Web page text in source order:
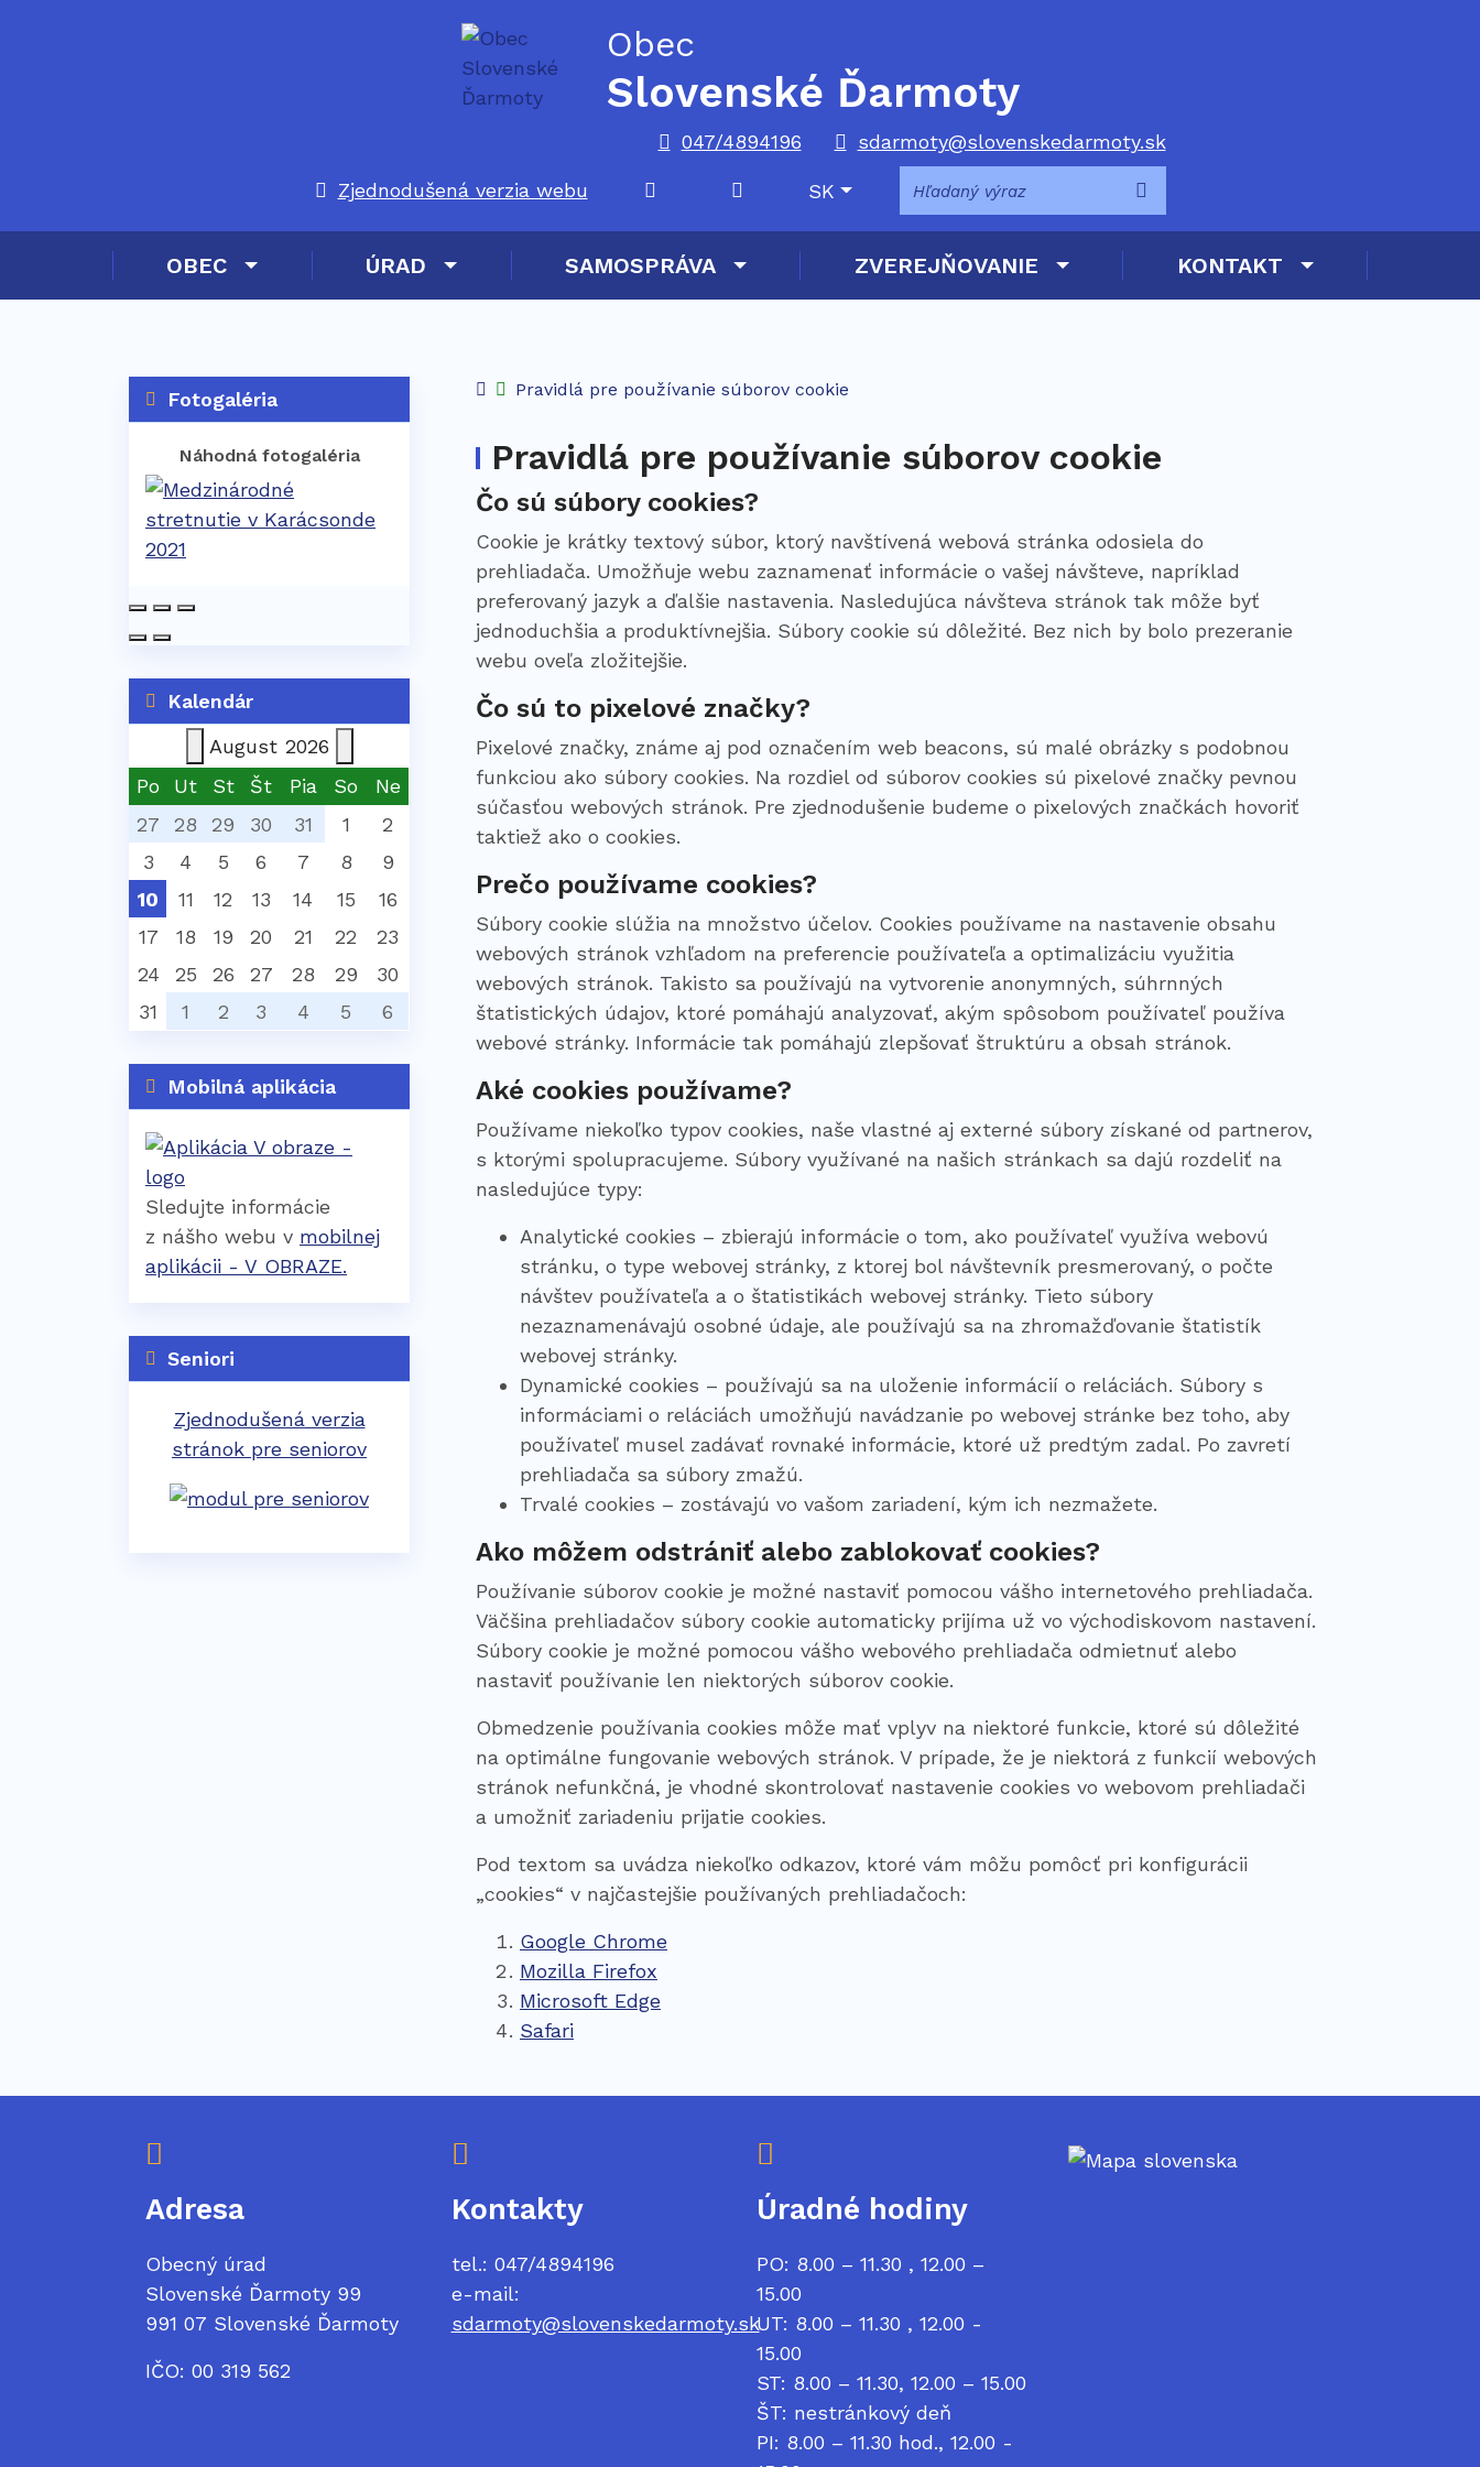
Obec
Slovenské Ďarmoty
047/4894196 sdarmoty@slovenskedarmoty.sk
Zjednodušená verzia webu Mapa webuRSS SK Slovensky
Hľadať
OBEC ÚRAD SAMOSPRÁVA ZVEREJŇOVANIE KONTAKT
Úvodná stránka
Pravidlá pre používanie súborov cookie
Pravidlá pre používanie súborov cookie
Čo sú súbory cookies?
Cookie je krátky textový súbor, ktorý navštívená webová stránka odosiela do
prehliadača. Umožňuje webu zaznamenať informácie o vašej návšteve, napríklad
preferovaný jazyk a ďalšie nastavenia. Nasledujúca návšteva stránok tak môže byť
jednoduchšia a produktívnejšia. Súbory cookie sú dôležité. Bez nich by bolo prezeranie
webu oveľa zložitejšie.
Čo sú to pixelové značky?
Pixelové značky, známe aj pod označením web beacons, sú malé obrázky s podobnou
funkciou ako súbory cookies. Na rozdiel od súborov cookies sú pixelové značky pevnou
súčasťou webových stránok. Pre zjednodušenie budeme o pixelových značkách hovoriť
taktiež ako o cookies.
Prečo používame cookies?
Súbory cookie slúžia na množstvo účelov. Cookies používame na nastavenie obsahu
webových stránok vzhľadom na preferencie používateľa a optimalizáciu využitia
webových stránok. Takisto sa používajú na vytvorenie anonymných, súhrnných
štatistických údajov, ktoré pomáhajú analyzovať, akým spôsobom používateľ používa
webové stránky. Informácie tak pomáhajú zlepšovať štruktúru a obsah stránok.
Aké cookies používame?
Používame niekoľko typov cookies, naše vlastné aj externé súbory získané od partnerov,
s ktorými spolupracujeme. Súbory využívané na našich stránkach sa dajú rozdeliť na
nasledujúce typy:
Analytické cookies – zbierajú informácie o tom, ako používateľ využíva webovú
stránku, o type webovej stránky, z ktorej bol návštevník presmerovaný, o počte
návštev používateľa a o štatistikách webovej stránky. Tieto súbory
nezaznamenávajú osobné údaje, ale používajú sa na zhromažďovanie štatistík
webovej stránky.
Dynamické cookies – používajú sa na uloženie informácií o reláciách. Súbory s
informáciami o reláciách umožňujú navádzanie po webovej stránke bez toho, aby
používateľ musel zadávať rovnaké informácie, ktoré už predtým zadal. Po zavretí
prehliadača sa súbory zmažú.
Trvalé cookies – zostávajú vo vašom zariadení, kým ich nezmažete.
Ako môžem odstrániť alebo zablokovať cookies?
Používanie súborov cookie je možné nastaviť pomocou vášho internetového prehliadača.
Väčšina prehliadačov súbory cookie automaticky prijíma už vo východiskovom nastavení.
Súbory cookie je možné pomocou vášho webového prehliadača odmietnuť alebo
nastaviť používanie len niektorých súborov cookie.
Obmedzenie používania cookies môže mať vplyv na niektoré funkcie, ktoré sú dôležité
na optimálne fungovanie webových stránok. V prípade, že je niektorá z funkcií webových
stránok nefunkčná, je vhodné skontrolovať nastavenie cookies vo webovom prehliadači
a umožniť zariadeniu prijatie cookies.
Pod textom sa uvádza niekoľko odkazov, ktoré vám môžu pomôcť pri konfigurácii
„cookies“ v najčastejšie používaných prehliadačoch:
Google Chrome
Mozilla Firefox
Microsoft Edge
Safari
Fotogaléria
Náhodná fotogaléria
Kalendár
August 2026
Po
Ut St Št Pia So
Ne
27
28 29 30 31 1
2
3
4 5 6 7 8
9
10
11 12 13 14 15
16
17
18 19 20 21 22
23
24
25 26 27 28 29
30
31
1 2 3 4 5 6
Mobilná aplikácia
Sledujte informácie
z nášho webu v mobilnej
aplikácii - V OBRAZE.
Seniori
Zjednodušená verzia
stránok pre seniorov
Adresa
Obecný úrad
Slovenské Ďarmoty 99
991 07 Slovenské Ďarmoty
IČO: 00 319 562
Kontakty
tel.: 047/4894196
e-mail:
sdarmoty@slovenskedarmoty.sk
Úradné hodiny
PO: 8.00 – 11.30 , 12.00 –
15.00
UT: 8.00 – 11.30 , 12.00 -
15.00
ST: 8.00 – 11.30, 12.00 – 15.00
ŠT: nestránkový deň
PI: 8.00 – 11.30 hod., 12.00 -